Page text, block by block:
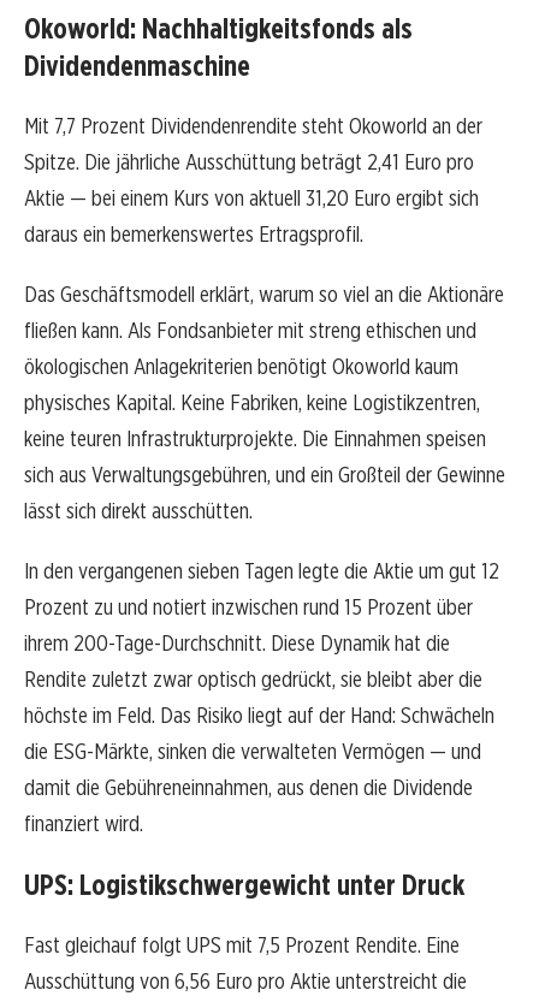
Okoworld: Nachhaltigkeitsfonds als
Dividendenmaschine
Mit 7,7 Prozent Dividendenrendite steht Okoworld an der
Spitze. Die jährliche Ausschüttung beträgt 2,41 Euro pro
Aktie — bei einem Kurs von aktuell 31,20 Euro ergibt sich
daraus ein bemerkenswertes Ertragsprofil.
Das Geschäftsmodell erklärt, warum so viel an die Aktionäre
fließen kann. Als Fondsanbieter mit streng ethischen und
ökologischen Anlagekriterien benötigt Okoworld kaum
physisches Kapital. Keine Fabriken, keine Logistikzentren,
keine teuren Infrastrukturprojekte. Die Einnahmen speisen
sich aus Verwaltungsgebühren, und ein Großteil der Gewinne
lässt sich direkt ausschütten.
In den vergangenen sieben Tagen legte die Aktie um gut 12
Prozent zu und notiert inzwischen rund 15 Prozent über
ihrem 200-Tage-Durchschnitt. Diese Dynamik hat die
Rendite zuletzt zwar optisch gedrückt, sie bleibt aber die
höchste im Feld. Das Risiko liegt auf der Hand: Schwächeln
die ESG-Märkte, sinken die verwalteten Vermögen — und
damit die Gebühreneinnahmen, aus denen die Dividende
finanziert wird.
UPS: Logistikschwergewicht unter Druck
Fast gleichauf folgt UPS mit 7,5 Prozent Rendite. Eine
Ausschüttung von 6,56 Euro pro Aktie unterstreicht die